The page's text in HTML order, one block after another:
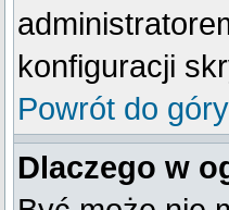
konfiguracji
Powrót do góry
Dlaczego w